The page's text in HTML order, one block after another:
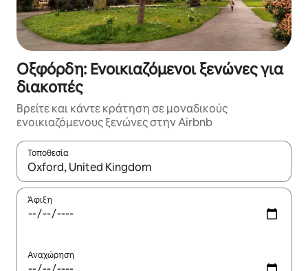
Οξφόρδη: Ενοικιαζόμενοι ξενώνες για
διακοπές
Βρείτε και κάντε κράτηση σε μοναδικούς
ενοικιαζόμενους ξενώνες στην Airbnb
Τοποθεσία
Όταν τα αποτελέσματα είναι διαθέσιμα, μπορείτε να
Άφιξη
Αναχώρηση